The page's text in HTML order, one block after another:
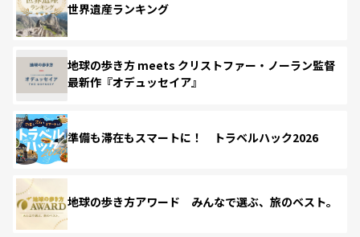
世界遺産ランキング
地球の歩き方 meets クリストファー・ノーラン監督
最新作『オデュッセイア』
準備も滞在もスマートに！ トラベルハック2026
地球の歩き方アワード みんなで選ぶ、旅のベスト。